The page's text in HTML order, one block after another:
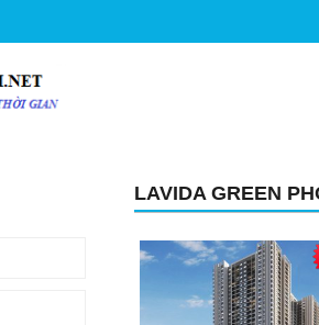
LAVIDA GREEN